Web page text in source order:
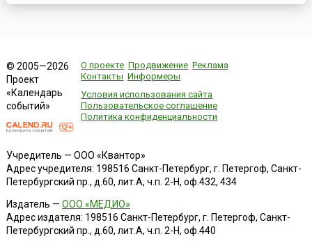
© 2005—2026
Проект
«Календарь
событий»
О проекте Продвижение Реклама
Контакты Информеры
Условия использования сайта
Пользовательское соглашение
Политика конфиденциальности
Учредитель — ООО «Квантор»
Адрес учредителя: 198516 Санкт-Петербург, г. Петергоф, Санкт-
Петербургский пр., д.60, лит.А, ч.п. 2-Н, оф.432, 434
Издатель — ООО «МЕДИО»
Адрес издателя: 198516 Санкт-Петербург, г. Петергоф, Санкт-
Петербургский пр., д.60, лит.А, ч.п. 2-Н, оф.440